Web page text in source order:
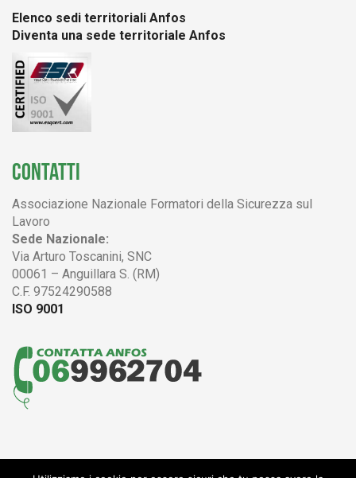
Elenco sedi territoriali Anfos
Diventa una sede territoriale Anfos
CONTATTI
Associazione Nazionale Formatori della Sicurezza sul
Lavoro
Sede Nazionale:
Via Arturo Toscanini, SNC
00061 – Anguillara S. (RM)
C.F. 97524290588
ISO 9001